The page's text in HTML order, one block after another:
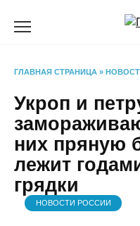
ГЛАВНАЯ СТРАНИЦА »
Укроп и
них пряную
лежит
грядки
НОВОСТИ РОССИИ